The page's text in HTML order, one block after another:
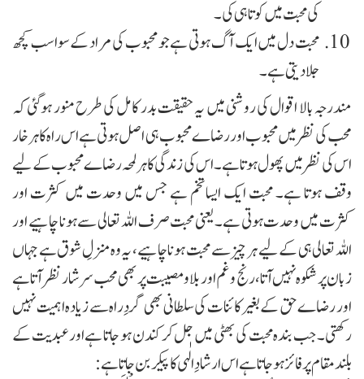
کی محبت میں کوتاہی کی۔
محبت دل میں ایک آگ ہوتی ہے جو محبوب کی مراد کے سوا سب کچھ
جلا دیتی ہے۔
مندرجہ بالا اقوال کی روشنی میں یہ حقیقت بدر کامل کی طرح منور ہوگئی کہ
محب کی نظر میں محبوب اور رضاے محبوب ہی اصل ہوتی ہے اس راہ کا ہر خار
اس کی نظر میں پھول ہوتا ہے۔ اس کی زندگی کا ہر لمحہ رضاے محبوب کے لیے
وقف ہوتا ہے۔ محبت ایک ایساتخم ہے جس میں وحدت میں کثرت اور
کثرت میں وحدت ہوتی ہے۔ یعنی محبت صرف اللہ تعالی سے ہونا چاہیے اور
اللہ تعالی ہی کے لیے ہر چیز سے محبت ہونا چاہیے، یہ وہ منزلِ شوق ہے جہاں
زبان پر شکوہ نہیں آتا، رنج و غم اور بلا ومصیبت پر بھی محب سرشار نظر آتا ہے
اور رضاے حق کے بغیر کائنات کی سلطانی بھی گردِراہ سے زیادہ اہمیت نہیں
رکھتی۔ جب بندہ محبت کی بھٹی میں جل کر کندن ہو جاتا ہے اور عبدیت کے
بلند مقام پر فائز ہوجاتا ہے اس ارشادِ الٰہی کا پیکر بن جاتا ہے: